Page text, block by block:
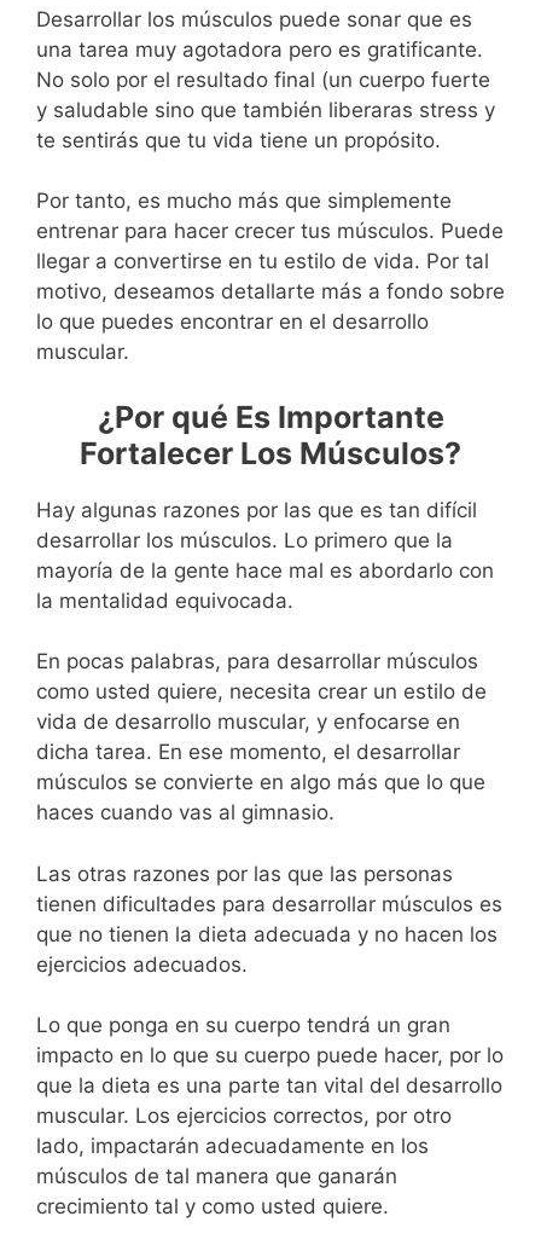
Desarrollar los músculos puede sonar que es
una tarea muy agotadora pero es gratificante.
No solo por el resultado final (un cuerpo fuerte
y saludable sino que también liberaras stress y
te sentirás que tu vida tiene un propósito.
Por tanto, es mucho más que simplemente
entrenar para hacer crecer tus músculos. Puede
llegar a convertirse en tu estilo de vida. Por tal
motivo, deseamos detallarte más a fondo sobre
lo que puedes encontrar en el desarrollo
muscular.
¿Por qué Es Importante
Fortalecer Los Músculos?
Hay algunas razones por las que es tan difícil
desarrollar los músculos. Lo primero que la
mayoría de la gente hace mal es abordarlo con
la mentalidad equivocada.
En pocas palabras, para desarrollar músculos
como usted quiere, necesita crear un estilo de
vida de desarrollo muscular, y enfocarse en
dicha tarea. En ese momento, el desarrollar
músculos se convierte en algo más que lo que
haces cuando vas al gimnasio.
Las otras razones por las que las personas
tienen dificultades para desarrollar músculos es
que no tienen la dieta adecuada y no hacen los
ejercicios adecuados.
Lo que ponga en su cuerpo tendrá un gran
impacto en lo que su cuerpo puede hacer, por lo
que la dieta es una parte tan vital del desarrollo
muscular. Los ejercicios correctos, por otro
lado, impactarán adecuadamente en los
músculos de tal manera que ganarán
crecimiento tal y como usted quiere.